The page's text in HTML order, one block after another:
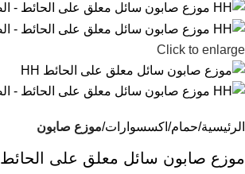
Click to enlarge
الرئيسية حمام اكسسوارات موزع صابون
موزع صابون سائل معلق على الحائط HH